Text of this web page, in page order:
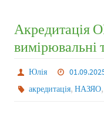
Акредитація
вимірювальні
Юлія
акредитація,НАЗЯО